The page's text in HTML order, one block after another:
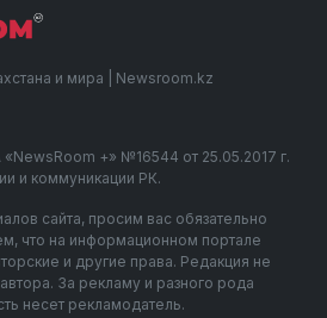
и мира | Newsroom.kz
+» №16544 от 25.05.2017 г.
и коммуникации РК.
сайта, просим вас обязательно
что на информационном портале
и другие права. Редакция не
За рекламу и разного рода
несет рекламодатель.